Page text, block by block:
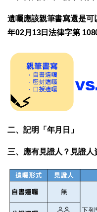
遺囑應該親筆書寫還是
年02月13日法律字第
二、記明「年月日」
三、應有見證人？見證人